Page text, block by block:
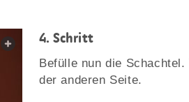
web.lightbox.openLink
4. Schritt
Befülle nun die
der anderen Seite.